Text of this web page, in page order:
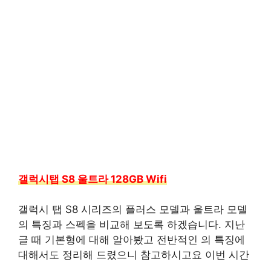
갤럭시탭 S8 울트라 128GB Wifi
갤럭시 탭 S8 시리즈의 플러스 모델과 울트라 모델
의 특징과 스펙을 비교해 보도록 하겠습니다. 지난
글 때 기본형에 대해 알아봤고 전반적인 의 특징에
대해서도 정리해 드렸으니 참고하시고요 이번 시간